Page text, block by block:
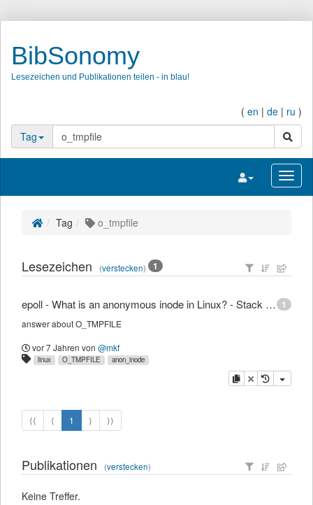
BibSonomy
Lesezeichen und Publikationen teilen - in blau!
( en | de | ru )
Tag
Suche
Navigation
Tag o_tmpfile
Lesezeichen (verstecken) 1
1
epoll - What is an anonymous inode in Linux? - Stack Overflow
answer about O_TMPFILE
vor 7 Jahren von @mkf
linux O_TMPFILE anon_inode
Kopieren
Löschen
⟨⟨ ⟨ 1 ⟩ ⟩⟩
Publikationen (verstecken)
Keine Treffer.